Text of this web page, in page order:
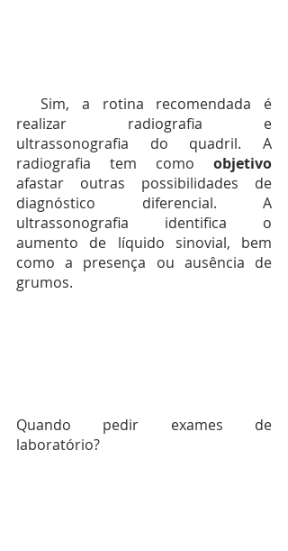
  Sim, a rotina recomendada é
realizar radiografia e
ultrassonografia do quadril. A
radiografia tem como
afastar outras possibilidades de
diagnóstico diferencial. A
ultrassonografia identifica o
aumento de líquido sinovial, bem
como a presença ou ausência de
grumos.
Quando pedir exames de
laboratório?